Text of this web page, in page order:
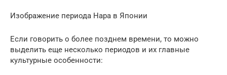
Изображение периода Нара в Японии
Если говорить о более позднем времени, то можно
выделить еще несколько периодов и их главные
культурные особенности: